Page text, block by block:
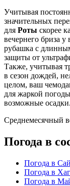
Учитывая
значительных
для Роты скорее
вечернего бриза
рубашка с
защиты от
Также, учитывая
в сезон дождей,
целом, ваш
для жаркой
возможные осадки.
Среднемесячный
Погода в
Погода в
Погода в
Погода в